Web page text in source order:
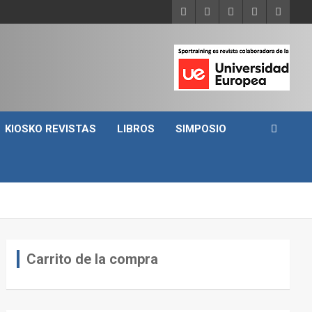
KIOSKO REVISTAS LIBROS SIMPOSIO
Carrito de la compra